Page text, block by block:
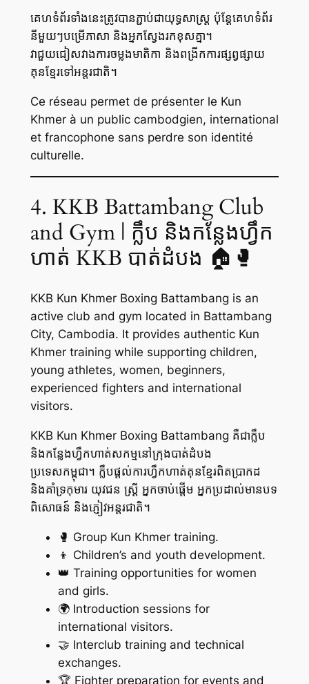
គេហទំព័រទាំងនេះត្រូវបានភ្ជាប់ជាយុទ្ធសាស្ត្រ ប៉ុន្តែគេហទំព័រ
នីមួយៗបម្រើភាសា និងអ្នកស្វែងរកខុសគ្នា។
វាជួយជៀសវាងការចម្លងមាតិកា និងពង្រីកការផ្សព្វផ្សាយ
គុនខ្មែរទៅអន្តរជាតិ។
Ce réseau permet de présenter le Kun
Khmer à un public cambodgien, international
et francophone sans perdre son identité
culturelle.
4. KKB Battambang Club
and Gym | ក្លឹប និងកន្លែងហ្វឹក
ហាត់ KKB បាត់ដំបង 🏠🥊
KKB Kun Khmer Boxing Battambang is an
active club and gym located in Battambang
City, Cambodia. It provides authentic Kun
Khmer training while supporting children,
young athletes, women, beginners,
experienced fighters and international
visitors.
KKB Kun Khmer Boxing Battambang គឺជាក្លឹប
និងកន្លែងហ្វឹកហាត់សកម្មនៅក្រុងបាត់ដំបង
ប្រទេសកម្ពុជា។ ក្លឹបផ្តល់ការហ្វឹកហាត់គុនខ្មែរពិតប្រាកដ
និងគាំទ្រកុមារ យុវជន ស្ត្រី អ្នកចាប់ផ្តើម អ្នកប្រដាល់មានបទ
ពិសោធន៍ និងភ្ញៀវអន្តរជាតិ។
🥊 Group Kun Khmer training.
👦 Children’s and youth development.
👑 Training opportunities for women
and girls.
🌍 Introduction sessions for
international visitors.
🤝 Interclub training and technical
exchanges.
🏆 Fighter preparation for events and